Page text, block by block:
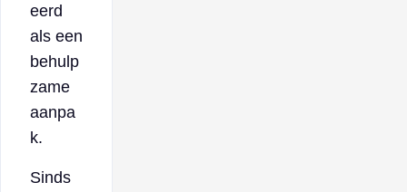
eerd
als een
behulp
zame
aanpa
k.
Sinds